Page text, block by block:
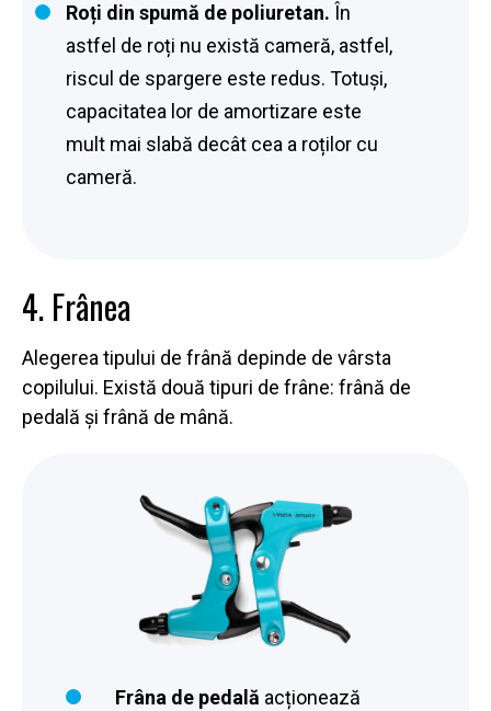
Roți din spumă de poliuretan. În
astfel de roți nu există cameră, astfel,
riscul de spargere este redus. Totuși,
capacitatea lor de amortizare este
mult mai slabă decât cea a roților cu
cameră.
4. Frâneа
Alegerea tipului de frână depinde de vârsta
copilului. Există două tipuri de frâne: frână de
pedală și frână de mână.
Frâna de pedală acționează